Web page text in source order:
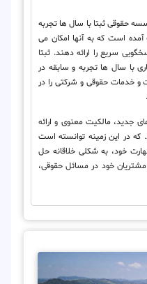
حقوقی ثبتا با سال ها تجربه
آمده است که به آنها امکان می
سریع را ارائه دهند. ثبتا
با سال ها تجربه و سابقه در
و خدمات حقوقی و شرکتی را در
جدید، مالکیت معنوی و ارائه
در این زمینه توانسته است
خود، به شکلی خلاقانه حل
مشتریان خود در مسائل حقوقی،